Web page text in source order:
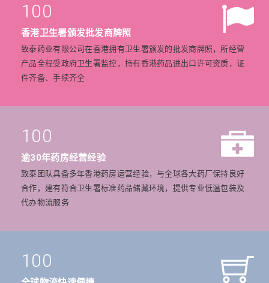
100
香港卫生署颁发批发商牌照
致泰药业有限公司在香港拥有卫生署颁发的批发商牌照，所经营
产品全程受政府卫生署监控，持有香港药品进出口许可资质，证
件齐备、手续齐全
100
逾30年药房经营经验
致泰团队具备多年香港药房运营经验，与全球各大药厂保持良好
合作，建有符合卫生署标准药品储藏环境，提供专业低温包装及
代办物流服务
100